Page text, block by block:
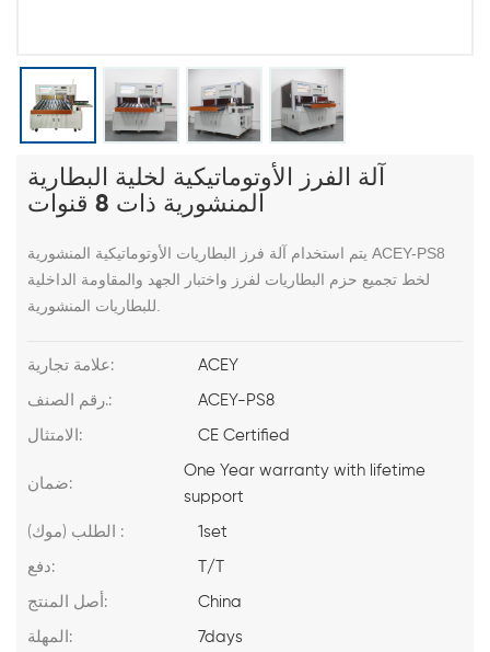
آلة الفرز الأوتوماتيكية لخلية البطارية
المنشورية ذات 8 قنوات
يتم استخدام آلة فرز البطاريات الأوتوماتيكية المنشورية ACEY-PS8
لخط تجميع حزم البطاريات لفرز واختبار الجهد والمقاومة الداخلية
علامة تجارية: ACEY
رقم الصنف.: ACEY-PS8
الامتثال: CE Certified
ضمان:
One Year warranty with lifetime
support
الطلب (موك) : 1set
دفع: T/T
أصل المنتج: China
المهلة: 7days